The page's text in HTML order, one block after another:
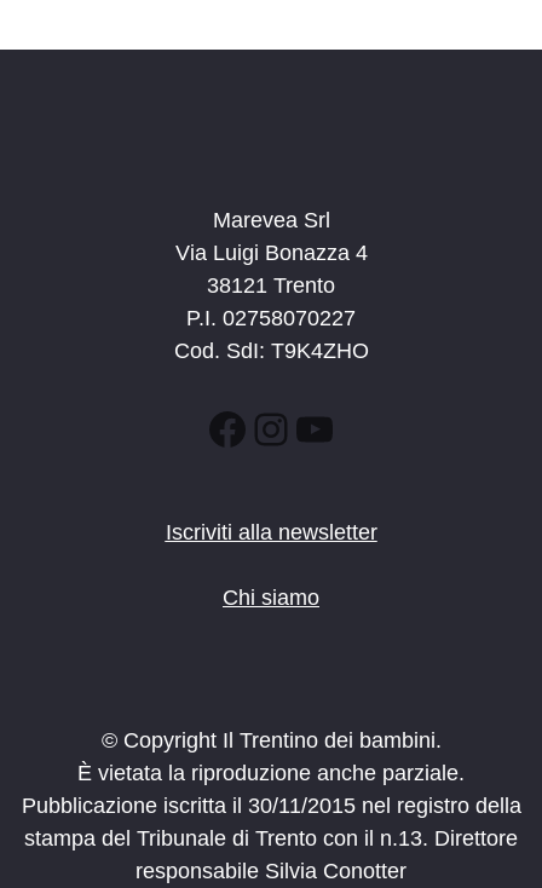
Marevea Srl
Via Luigi Bonazza 4
38121 Trento
P.I. 02758070227
Cod. SdI: T9K4ZHO
Facebook
Instagram
YouTube
Iscriviti alla newsletter
Chi siamo
© Copyright Il Trentino dei bambini.
È vietata la riproduzione anche parziale.
Pubblicazione iscritta il 30/11/2015 nel registro della
stampa del Tribunale di Trento con il n.13. Direttore
responsabile Silvia Conotter